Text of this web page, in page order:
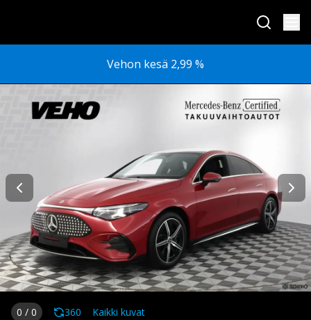
Vehon kesä 2,99 %
0 / 0 360 Kaikki kuvat